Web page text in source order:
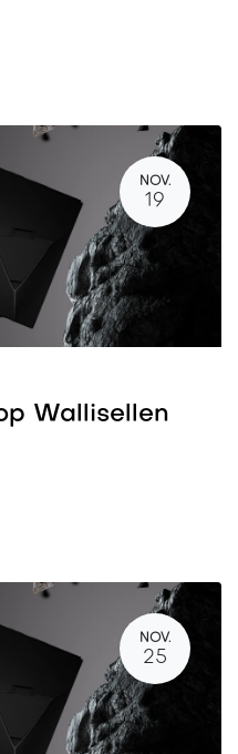
NOV.
19
Wallisellen
NOV.
25